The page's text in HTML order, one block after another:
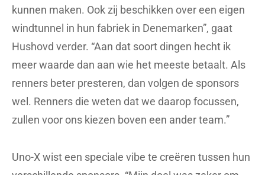
kunnen maken. Ook zij beschikken over een eigen
windtunnel in hun fabriek in Denemarken”, gaat
Hushovd verder. “Aan dat soort dingen hecht ik
meer waarde dan aan wie het meeste betaalt. Als
renners beter presteren, dan volgen de sponsors
wel. Renners die weten dat we daarop focussen,
zullen voor ons kiezen boven een ander team.”
Uno-X wist een speciale vibe te creëren tussen hun